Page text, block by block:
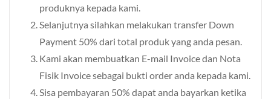
produknya kepada kami.
Selanjutnya silahkan melakukan transfer Down
Payment 50% dari total produk yang anda pesan.
Kami akan membuatkan E-mail Invoice dan Nota
Fisik Invoice sebagai bukti order anda kepada kami.
Sisa pembayaran 50% dapat anda bayarkan ketika